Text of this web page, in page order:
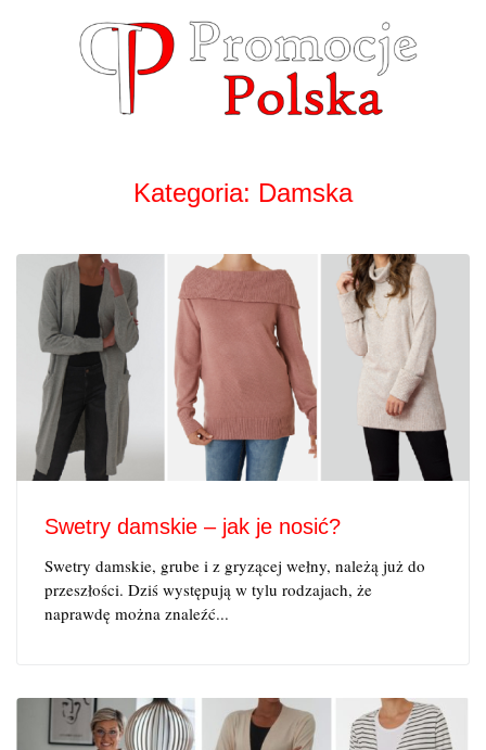
Kategoria: Damska
Swetry damskie – jak je nosić?
Swetry damskie, grube i z gryzącej wełny, należą już do
przeszłości. Dziś występują w tylu rodzajach, że
naprawdę można znaleźć...